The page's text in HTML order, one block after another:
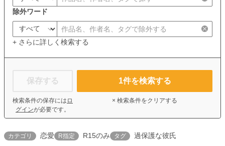
除外ワード
+ さらに詳しく検索する
保存する
検索条件の保存には ロ
グインが必要です。
1件を検索する
× 検索条件をクリアする
カテゴリ 恋愛 R指定 R15のみ タグ 過保護な彼氏